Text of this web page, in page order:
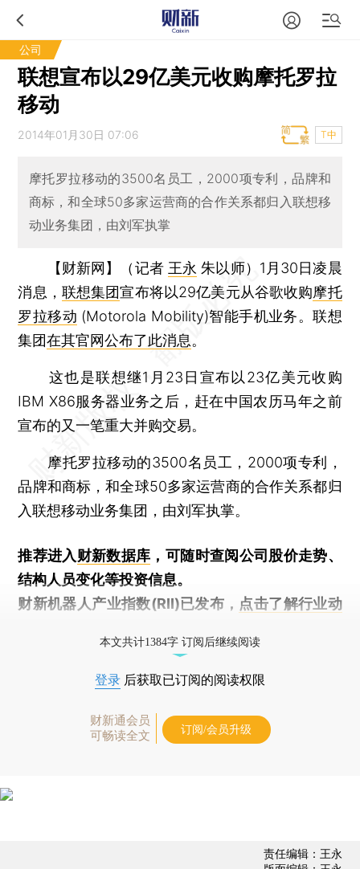
公司
联想宣布以29亿美元收购摩托罗拉
移动
2014年01月30日 07:06 T中
摩托罗拉移动的3500名员工，2000项专利，品牌和
商标，和全球50多家运营商的合作关系都归入联想移
动业务集团，由刘军执掌
【财新网】（记者 王永 朱以师） 1月30日凌晨
消息， 联想集团宣布将以29亿美元从谷歌收购摩托
罗拉移动 (Motorola Mobility)智能手机业务。联想
集团在其官网公布了此消息。
这也是联想继1月23日宣布以23亿美元收购
IBM X86服务器业务之后，赶在中国农历马年之前
宣布的又一笔重大并购交易。
摩托罗拉移动的3500名员工，2000项专利，
品牌和商标，和全球50多家运营商的合作关系都归
入联想移动业务集团，由刘军执掌。
推荐进入财新数据库 ，可随时查阅公司股价走势、
结构人员变化等投资信息。
财新机器人产业指数(RII)已发布， 点击了解行业动
本文共计1384字 订阅后继续阅读
登录 后获取已订阅的阅读权限
财新通会员
可畅读全文
订阅/会员升级
责任编辑：王永